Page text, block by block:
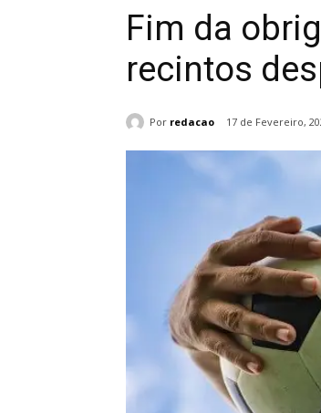
Fim da
recintos
Por redacao 17 de Fevereiro,